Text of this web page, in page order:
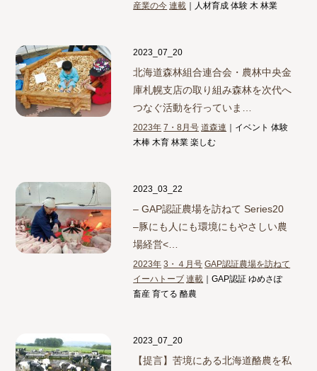
産業の今 連載 ｜人材育成 体験 木 林業
2023_07_20
北海道森林組合連合会・農林中央金
庫札幌支店の取り組み森林を次代へ
つなぐ活動を行っていま…
2023年 7・8月号 道森連 ｜イベント 体験
木棒 木育 林業 楽しむ
2023_03_22
– GAP認証農場を訪ねて Series20
–豚にも人にも環境にもやさしい農
場経営<…
2023年 3・４月号 GAP認証農場を訪ねて
イーハトーブ 連載 ｜GAP認証 ゆめさぽ
畜産 育てる 酪農
2023_07_20
【提言】苦境にある北海道酪農を私